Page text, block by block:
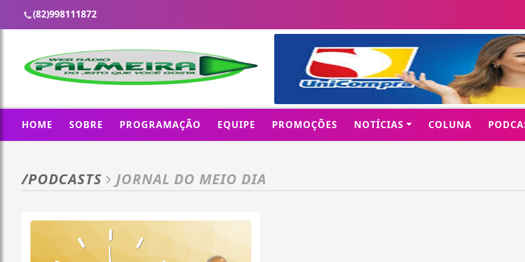
(82)998111872
HOME SOBRE PROGRAMAÇÃO EQUIPE PROMOÇÕES NOTÍCIAS COLUNA
/PODCASTS JORNAL DO MEIO DIA